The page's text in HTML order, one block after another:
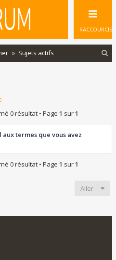
RACCOURCIS
Sujets actifs
0 résultat • Page 1 sur1
termes que vous avez
0 résultat • Page 1 sur1
Aller